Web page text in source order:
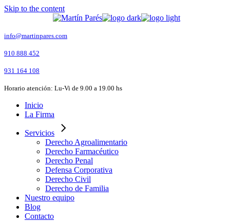
Skip to the content
info@martinpares.com
910 888 452
931 164 108
Horario atención: Lu-Vi de 9.00 a 19.00 hs
Inicio
La Firma
Servicios
Derecho Agroalimentario
Derecho Farmacéutico
Derecho Penal
Defensa Corporativa
Derecho Civil
Derecho de Familia
Nuestro equipo
Blog
Contacto